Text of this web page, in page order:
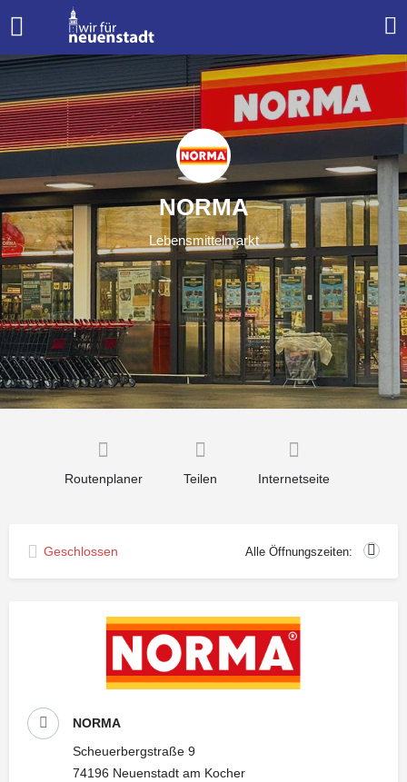
NORMA
Lebensmittelmarkt
Routenplaner Teilen Internetseite
Geschlossen Alle Öffnungszeiten:
NORMA
Scheuerbergstraße 9
74196 Neuenstadt am Kocher